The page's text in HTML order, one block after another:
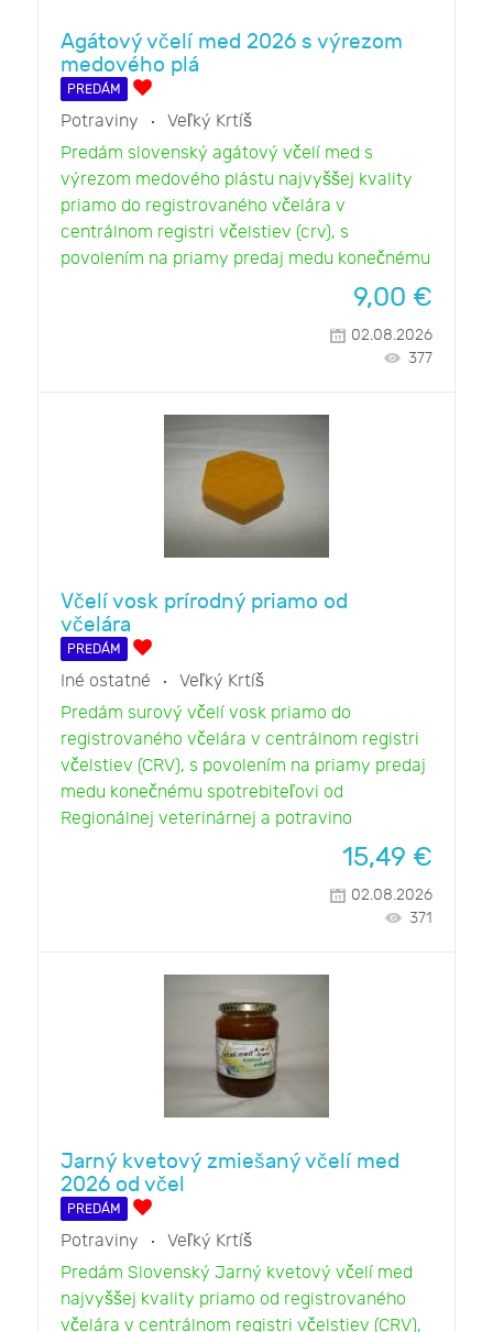
Agátový včelí med 2026 s výrezom
medového plá
PREDÁM
Potraviny
Veľký Krtíš
Predám slovenský agátový včelí med s
výrezom medového plástu najvyššej kvality
priamo do registrovaného včelára v
centrálnom registri včelstiev (crv), s
povolením na priamy predaj medu konečnému
9,00 €
02.08.2026
377
Včelí vosk prírodný priamo od
včelára
PREDÁM
Iné ostatné
Veľký Krtíš
Predám surový včelí vosk priamo do
registrovaného včelára v centrálnom registri
včelstiev (CRV), s povolením na priamy predaj
medu konečnému spotrebiteľovi od
Regionálnej veterinárnej a potravino
15,49 €
02.08.2026
371
Jarný kvetový zmiešaný včelí med
2026 od včel
PREDÁM
Potraviny
Veľký Krtíš
Predám Slovenský Jarný kvetový včelí med
najvyššej kvality priamo od registrovaného
včelára v centrálnom registri včelstiev (CRV),